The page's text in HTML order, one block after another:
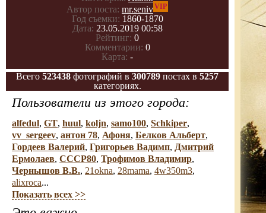
Автор поста: mr.senivVIP
Год съемки: 1860-1870
Дата: 23.05.2019 00:58
Рейтинг: 0
Комментарии: 0
Карта: -
Всего 523438 фотографий в 300789 постах в 5257
категориях.
Пользователи из этого города:
alfedul, GT, huul, koljn, samo100, Schkiper,
vv_sergeev, антон 78, Афоня, Белков Альберт,
Гордеев Валерий, Григорьев Вадимп, Дмитрий
Ермолаев, СССР80, Трофимов Владимир,
Чернышов В.В., 21okna, 28mama, 4w350m3,
alixroca...
Показать всех >>